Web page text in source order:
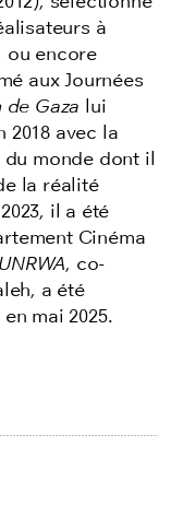
à
ou encore
aux Journées
de Gaza lui
2018 avec la
du monde dont il
la réalité
il a été
Cinéma
UNRWA, co-
a été
mai 2025.